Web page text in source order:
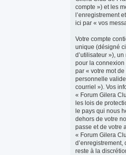
compte ») et les
l’enregistrement
ici par « vos
Votre compte
unique (désigné
d’utilisateur »),
pour la
par « votre mot
personnelle
courriel »). Vos
« Forum Gilera
les lois de
le pays qui nous
dehors de votre
passe et de votre
« Forum Gilera
d’enregistrement,
reste à la